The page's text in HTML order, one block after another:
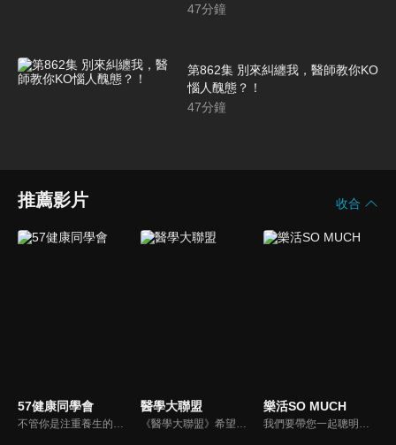
47分鐘
第862集 別來糾纏我，醫師教你KO
惱人醜態？！
47分鐘
推薦影片 收合
57健康同學會 醫學大聯盟 樂活SO MUCH